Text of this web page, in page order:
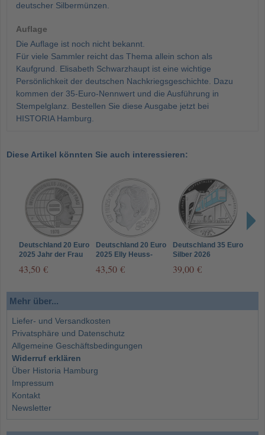
deutscher Silbermünzen.
Auflage
Die Auflage ist noch nicht bekannt.
Für viele Sammler reicht das Thema allein schon als
Kaufgrund. Elisabeth Schwarzhaupt ist eine wichtige
Persönlichkeit der deutschen Nachkriegsgeschichte. Dazu
kommen der 35-Euro-Nennwert und die Ausführung in
Stempelglanz. Bestellen Sie diese Ausgabe jetzt bei
HISTORIA Hamburg.
Diese Artikel könnten Sie auch interessieren:
Deutschland 20 Euro
2025 Jahr der Frau
43,50 €
Deutschland 20 Euro
2025 Elly Heuss-
43,50 €
Deutschland 35 Euro
Silber 2026
Schwebebahn
39,00 €
Mehr über...
Liefer- und Versandkosten
Privatsphäre und Datenschutz
Allgemeine Geschäftsbedingungen
Widerruf erklären
Über Historia Hamburg
Impressum
Kontakt
Newsletter